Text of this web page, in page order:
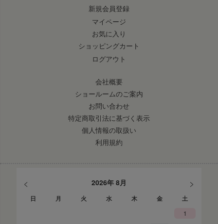
新規会員登録
マイページ
お気に入り
ショッピングカート
ログアウト
会社概要
ショールームのご案内
お問い合わせ
特定商取引法に基づく表示
個人情報の取扱い
利用規約
< 2026年 8月 >
日 月 火 水 木 金 土
1